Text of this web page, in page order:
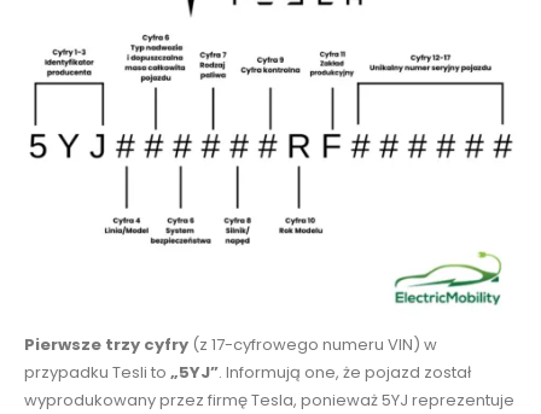
Pierwsze trzy cyfry (z 17-cyfrowego numeru VIN) w
przypadku Tesli to „5YJ”. Informują one, że pojazd został
wyprodukowany przez firmę Tesla, ponieważ 5YJ reprezentuje